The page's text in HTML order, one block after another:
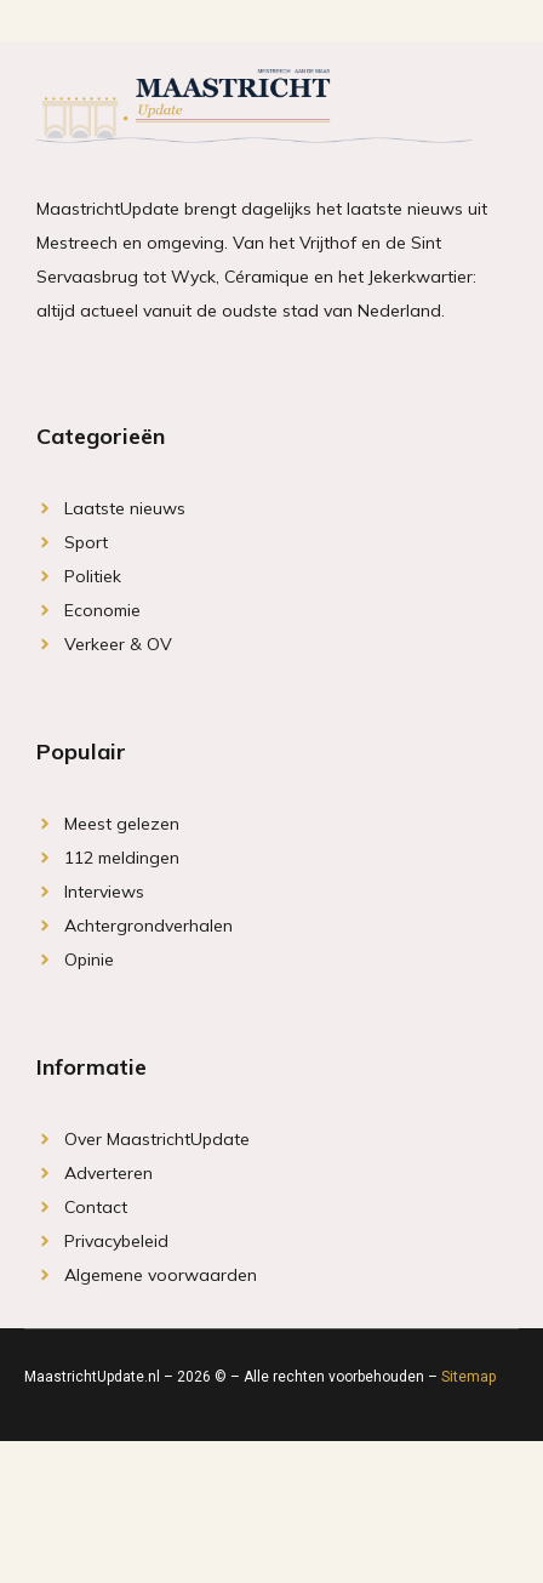
MaastrichtUpdate brengt dagelijks het laatste nieuws uit
Mestreech en omgeving. Van het Vrijthof en de Sint
Servaasbrug tot Wyck, Céramique en het Jekerkwartier:
altijd actueel vanuit de oudste stad van Nederland.
Categorieën
Laatste nieuws
Sport
Politiek
Economie
Verkeer & OV
Populair
Meest gelezen
112 meldingen
Interviews
Achtergrondverhalen
Opinie
Informatie
Over MaastrichtUpdate
Adverteren
Contact
Privacybeleid
Algemene voorwaarden
MaastrichtUpdate.nl – 2026 © – Alle rechten voorbehouden – Sitemap